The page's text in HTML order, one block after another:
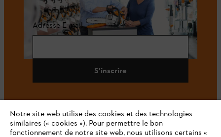
Adresse E-mail
S'inscrire
#STIHL
Notre site web utilise des cookies et des technologies
similaires (« cookies »). Pour permettre le bon
fonctionnement de notre site web, nous utilisons certains «